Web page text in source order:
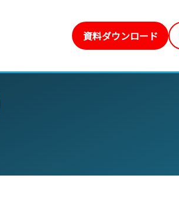
資料ダウンロード